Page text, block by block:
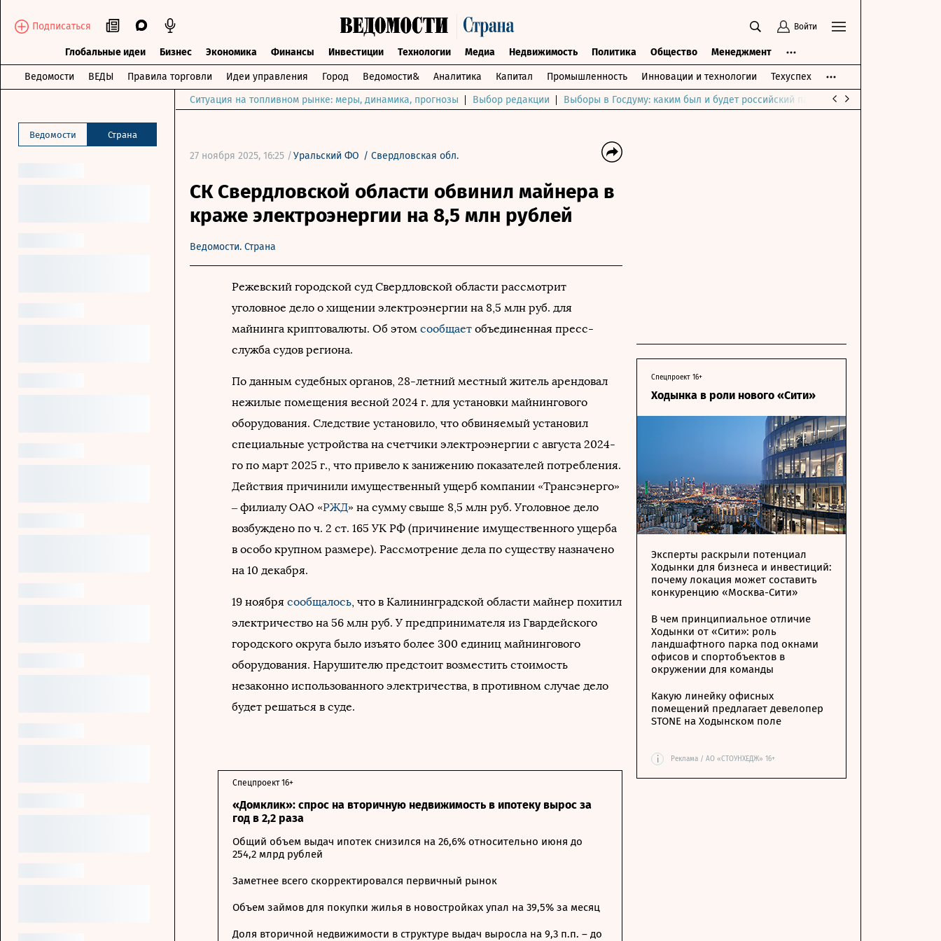
Подписаться Войти
Глобальные идеи Бизнес Экономика Финансы Инвестиции Технологии Медиа Недвижимость Политика Общество Менеджмент
Ведомости ВЕДЫ Правила торговли Идеи управления Город Ведомости& Аналитика Капитал Промышленность Инновации и технологии Техуспех
Ведомости Страна
Ситуация на топливном рынке: меры, динамика, прогнозы Выбор редакции Выборы в Госдуму: каким был и будет российский парламент
27 ноября 2025, 16:25 /Уральский ФО / Свердловская обл.
СК Свердловской области обвинил майнера в
краже электроэнергии на 8,5 млн рублей
Ведомости. Страна
Режевский городской суд Свердловской области рассмотрит
уголовное дело о хищении электроэнергии на 8,5 млн руб. для
майнинга криптовалюты. Об этом сообщает объединенная пресс-
служба судов региона.
По данным судебных органов, 28-летний местный житель арендовал
нежилые помещения весной 2024 г. для установки майнингового
оборудования. Следствие установило, что обвиняемый установил
специальные устройства на счетчики электроэнергии с августа 2024-
го по март 2025 г., что привело к занижению показателей потребления.
Действия причинили имущественный ущерб компании «Трансэнерго»
– филиалу ОАО «РЖД» на сумму свыше 8,5 млн руб. Уголовное дело
возбуждено по ч. 2 ст. 165 УК РФ (причинение имущественного ущерба
в особо крупном размере). Рассмотрение дела по существу назначено
на 10 декабря.
19 ноября сообщалось, что в Калининградской области майнер похитил
электричество на 56 млн руб. У предпринимателя из Гвардейского
городского округа было изъято более 300 единиц майнингового
оборудования. Нарушителю предстоит возместить стоимость
незаконно использованного электричества, в противном случае дело
будет решаться в суде.
«Домклик»: спрос на вторичную недвижимость в ипотеку вырос за
год в 2,2 раза
Спецпроект 16+
Общий объем выдач ипотек снизился на 26,6% относительно июня до
254,2 млрд рублей
Заметнее всего скорректировался первичный рынок
Объем займов для покупки жилья в новостройках упал на 39,5% за месяц
Доля вторичной недвижимости в структуре выдач выросла на 9,3 п.п. – до
Спецпроект 16+
Ходынка в роли нового «Сити»
Эксперты раскрыли потенциал
Ходынки для бизнеса и инвестиций:
почему локация может составить
конкуренцию «Москва-Сити»
В чем принципиальное отличие
Ходынки от «Сити»: роль
ландшафтного парка под окнами
офисов и спортобъектов в
окружении для команды
Какую линейку офисных
помещений предлагает девелопер
STONE на Ходынском поле
i Реклама / АО «СТОУНХЕДЖ» 16+